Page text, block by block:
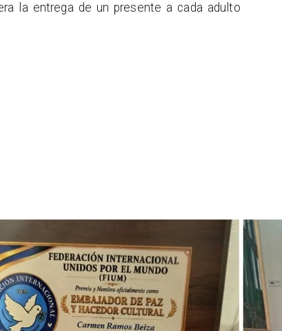
la entrega de un presente a cada adulto